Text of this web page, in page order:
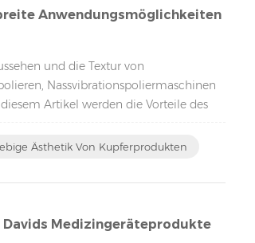
Anwendungsmöglichkeiten
und die Textur von
Nassvibrationspoliermaschinen
Artikel werden die Vorteile des
Ästhetik Von Kupferprodukten
Medizingeräteprodukte